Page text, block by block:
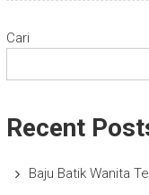
Cari
Recent
Baju Batik Wanita